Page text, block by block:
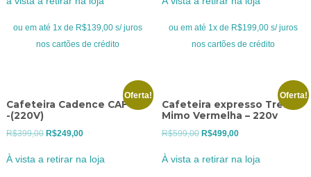
era:
R$179,00.
atual
é:
R$139,00.
ou em até 1x de R$139,00 s/ juros
nos cartões de crédito
era:
R$299,00.
atual
é:
R$199,00.
ou em até 1x de R$199,00 s/ juros
nos cartões de crédito
Oferta!
Cafeteira Cadence CAF 810
-(220V)
R$399,00 OR$249,00O
atual
À vista a retirar na loja
Oferta!
Cafeteira expresso Tres
Mimo Vermelha – 220v
R$599,00 OR$499,00O
atual
À vista a retirar na loja